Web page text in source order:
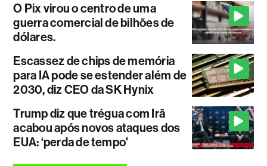
O Pix virou o centro de uma
guerra comercial de bilhões de
dólares.
Escassez de chips de memória
para IA pode se estender além de
2030, diz CEO da SK Hynix
Trump diz que trégua com Irã
acabou após novos ataques dos
EUA: ‘perda de tempo'